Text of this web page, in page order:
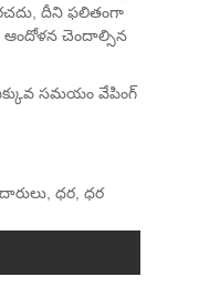
దీని ఫలితంగా
ఆందోళన చెందాల్సిన
సమయం వేపింగ్
ధర, ధర